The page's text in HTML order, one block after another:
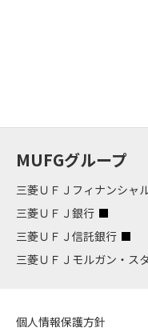
MUFGグループ
三菱ＵＦＪフィナンシャ
三菱ＵＦＪ銀行
三菱ＵＦＪ信託銀行
三菱ＵＦＪモルガン・ス
個人情報保護方針